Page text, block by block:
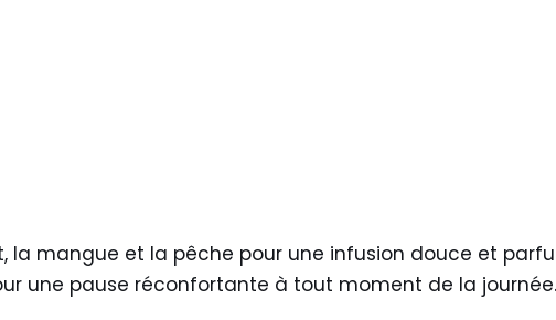
la mangue et la pêche pour une infusion douce et
une pause réconfortante à tout moment de la journée.